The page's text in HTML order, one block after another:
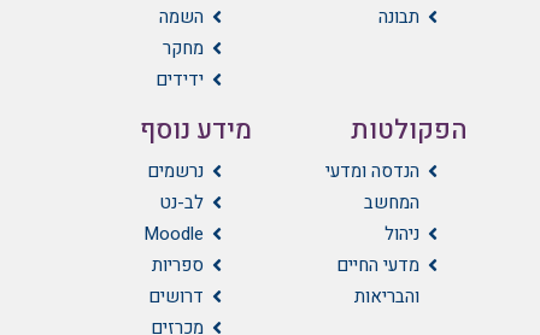
תבונה
הפקולטות
הנדסה ומדעי
המחשב
ניהול
מדעי החיים
והבריאות
השמה
מחקר
ידידים
מידע נוסף
נרשמים
לב-נט
Moodle
ספריות
דרושים
מכרזים